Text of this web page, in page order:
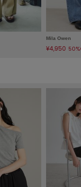
Mila Owen
¥4,950